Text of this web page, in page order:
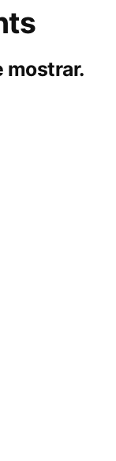
mostrar.